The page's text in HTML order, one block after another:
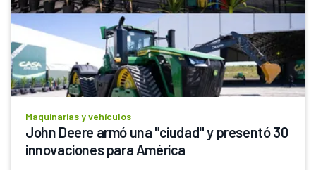
Maquinarias y vehículos
John Deere armó una "ciudad" y presentó 30
innovaciones para América